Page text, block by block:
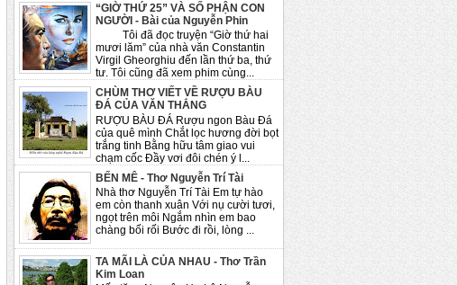
“GIỜ THỨ 25” VÀ SỐ PHẬN CON
NGƯỜI - Bài của Nguyễn Phin
Tôi đã đọc truyện “Giờ thứ hai
mươi lăm” của nhà văn Constantin
Virgil Gheorghiu đến lần thứ ba, thứ
tư. Tôi cũng đã xem phim cùng...
CHÙM THƠ VIẾT VỀ RƯỢU BÀU
ĐÁ CỦA VĂN THẮNG
RƯỢU BÀU ĐÁ Rượu ngon Bàu Đá
của quê mình Chắt lọc hương đời bọt
trắng tinh Bằng hữu tâm giao vui
chạm cốc Đầy vơi đôi chén ý l...
BẾN MÊ - Thơ Nguyễn Trí Tài
Nhà thơ Nguyễn Trí Tài Em tự hào
em còn thanh xuân Với nụ cười tươi,
ngọt trên môi Ngắm nhìn em bao
chàng bối rối Bước đi rồi, lòng ...
TA MÃI LÀ CỦA NHAU - Thơ Trần
Kim Loan